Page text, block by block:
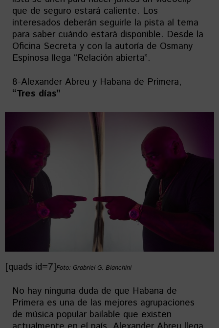
que de seguro estará caliente. Los
interesados deberán seguirle la pista al tema
para saber cuándo estará disponible. Desde la
Oficina Secreta y con la autoría de Osmany
Espinosa llega “Relación abierta”.
8-Alexander Abreu y Habana de Primera,
“Tres días”
[quads id=7]Foto: Grabriel G. Bianchini
No hay ninguna duda de que Habana de
Primera es una de las mejores agrupaciones
de música popular bailable que existen